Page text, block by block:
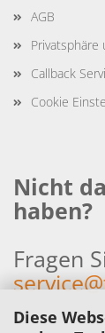
Diese
AGB
Callback
Cookie
Nicht
haben?
Fragen